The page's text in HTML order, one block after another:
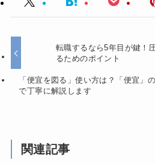
転職するなら5年目が鍵！
るためのポイント
「便宜を図る」使い方は？「便宜」
で丁寧に解説します
関連記事